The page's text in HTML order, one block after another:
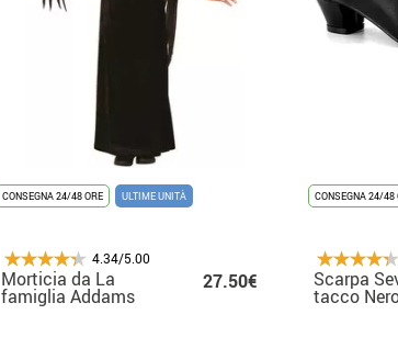
CONSEGNA 24/48 ORE ULTIME UNITÀ
4.34/5.00
Morticia da La
famiglia Addams
Costume per ragazze
27.50€
CONSEGNA 24/48
Scarpa
tacco